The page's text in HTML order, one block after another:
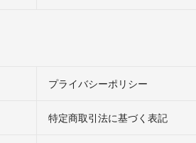
プライバシーポリシー
特定商取引法に基づく表記